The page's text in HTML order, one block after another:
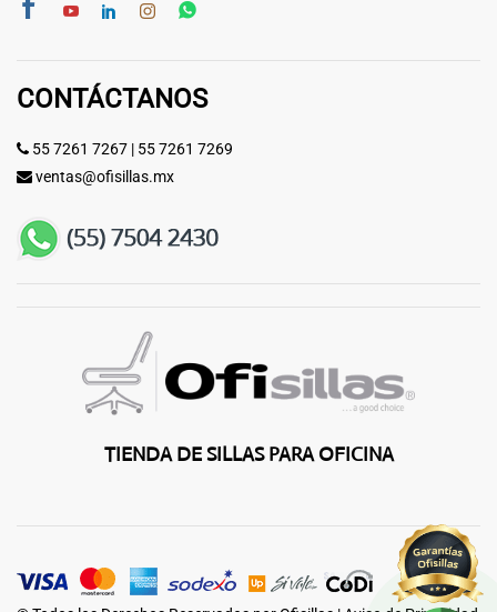
CONTÁCTANOS
55 7261 7267 | 55 7261 7269
ventas@ofisillas.mx
TIENDA DE SILLAS PARA OFICINA